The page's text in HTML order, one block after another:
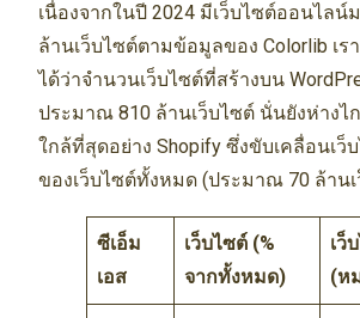
เนื่องจากในปี 2024 มีเว็บไซต์ออนไลน์
ล้านเว็บไซต์ตามข้อมูลของ Colorlib เ
ได้ว่าจำนวนเว็บไซต์ที่สร้างบน
ประมาณ 810 ล้านเว็บไซต์ นั่นยังห่างไ
ใกล้ที่สุดอย่าง Shopify ซึ่งขับเคลื่อนเว็บ
ของเว็บไซต์ทั้งหมด (ประมาณ 70 ล้าน
ซีเอ็ม
เอส
เว็บไซต์ (%
จากทั้งหมด)
เว็
(ห